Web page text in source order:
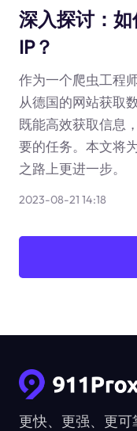
深入探讨：
IP？
作为一个爬虫工程
从德国的网站获取
既能高效获取信息
要的任务。本文将
之路上更进一步。
2023-08-21 14:18
更快、更强、更可